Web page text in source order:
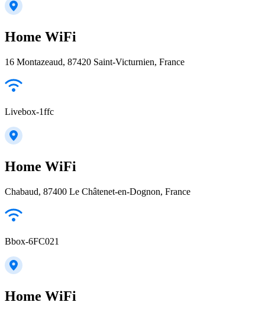
Home WiFi
16 Montazeaud, 87420 Saint-Victurnien, France
Livebox-1ffc
Home WiFi
Chabaud, 87400 Le Châtenet-en-Dognon, France
Bbox-6FC021
Home WiFi